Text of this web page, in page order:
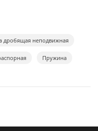
дробящая неподвижная
Пружина